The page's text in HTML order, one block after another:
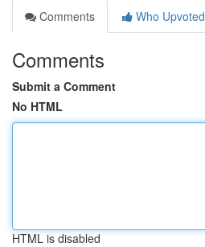
Comments
Who Upvoted
Comments
Submit a Comment
No HTML
HTML is disabled